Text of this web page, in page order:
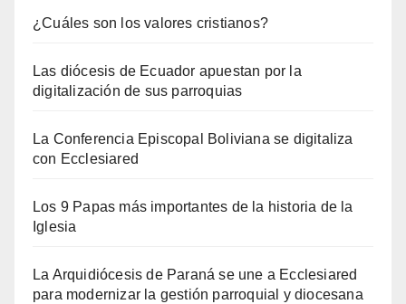
¿Cuáles son los valores cristianos?
Las diócesis de Ecuador apuestan por la
digitalización de sus parroquias
La Conferencia Episcopal Boliviana se digitaliza
con Ecclesiared
Los 9 Papas más importantes de la historia de la
Iglesia
La Arquidiócesis de Paraná se une a Ecclesiared
para modernizar la gestión parroquial y diocesana